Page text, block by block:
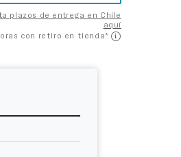
plazos de entrega en Chile
aquí
con retiro en tienda*